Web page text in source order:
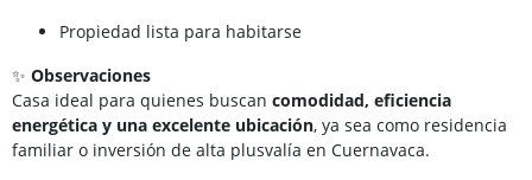
Propiedad lista para habitarse
✨ Observaciones
Casa ideal para quienes buscan comodidad, eficiencia
energética y una excelente ubicación, ya sea como residencia
familiar o inversión de alta plusvalía en Cuernavaca.